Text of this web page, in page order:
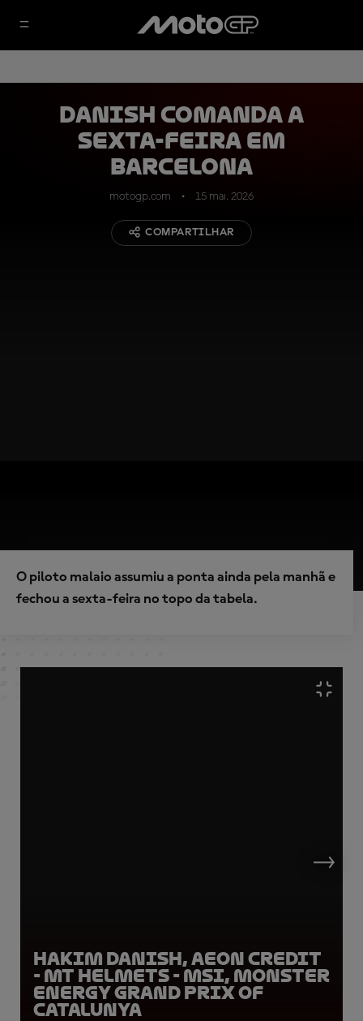
Danish comanda a
sexta-feira em
Barcelona
motogp.com 15 mai. 2026
COMPARTILHAR
O piloto malaio assumiu a ponta ainda pela manhã e
fechou a sexta-feira no topo da tabela.
Hakim Danish, AEON Credit
- MT Helmets - MSI, Monster
Energy Grand Prix of
Catalunya